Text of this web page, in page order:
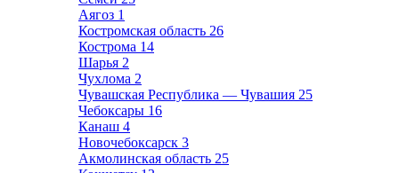
Аягоз 1
Костромская область 26
Кострома 14
Шарья 2
Чухлома 2
Чувашская Республика — Чувашия 25
Чебоксары 16
Канаш 4
Новочебоксарск 3
Акмолинская область 25